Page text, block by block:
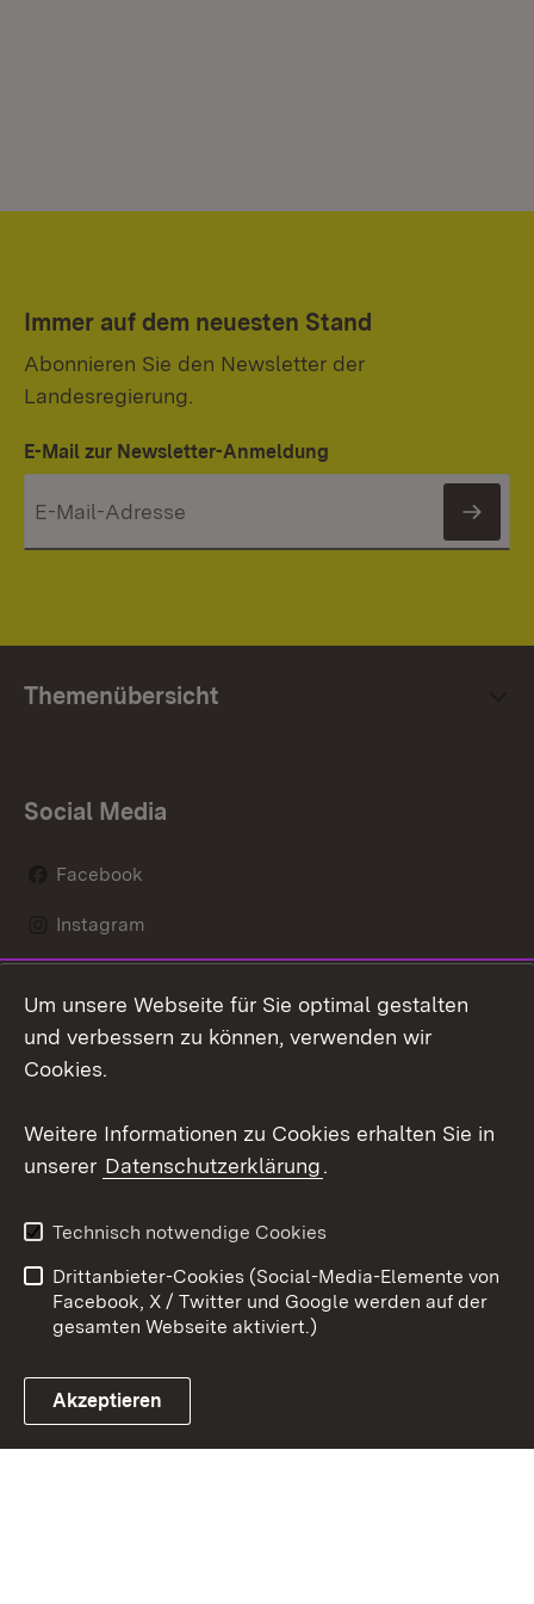
Immer auf dem neuesten Stand
Abonnieren Sie den Newsletter der
Landesregierung.
E-Mail zur Newsletter-Anmeldung
Themenübersicht
Social Media
Facebook
Instagram
Social Wall
Youtube
Link zum Landesportal
Kontakt
Datenschutz
Barrierefreiheit
Impressum Cookies
Um unsere Webseite für Sie optimal gestalten
und verbessern zu können, verwenden wir
Cookies.
Weitere Informationen zu Cookies erhalten Sie in
unserer Datenschutzerklärung.
Technisch notwendige Cookies
Drittanbieter-Cookies (Social-Media-Elemente von
Facebook, X / Twitter und Google werden auf der
gesamten Webseite aktiviert.)
Akzeptieren